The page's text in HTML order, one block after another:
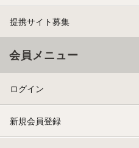
提携サイト募集
会員メニュー
ログイン
新規会員登録